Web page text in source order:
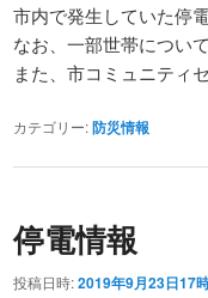
市内で発生していた停
なお、一部世帯につい
また、市コミュニティ
カテゴリー:防災情報
停電情報
投稿日時:2019年9月23日17